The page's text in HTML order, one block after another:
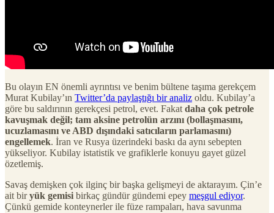
Bu olayın EN önemli ayrıntısı ve benim bültene taşıma gerekçem
Murat Kubilay’ın Twitter’da paylaştığı bir analiz oldu. Kubilay’a
göre bu saldırının gerekçesi petrol, evet. Fakat daha çok petrole
kavuşmak değil; tam aksine petrolün arzını (bollaşmasını,
ucuzlamasını ve ABD dışındaki satıcıların parlamasını)
engellemek. İran ve Rusya üzerindeki baskı da aynı sebepten
yükseliyor. Kubilay istatistik ve grafiklerle konuyu gayet güzel
özetlemiş.
Savaş demişken çok ilginç bir başka gelişmeyi de aktarayım. Çin’e
ait biryük gemisi birkaç gündür gündemi epey meşgul ediyor.
Çünkü gemide konteynerler ile füze rampaları, hava savunma